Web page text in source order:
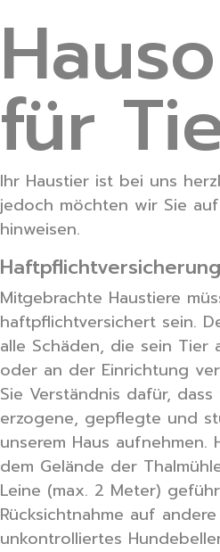
für
Ihr Haustier ist bei uns
jedoch möchten wir Sie
hinweisen.
Mitgebrachte Haustiere
haftpflichtversichert sein.
alle Schäden, die sein Tier
oder an der Einrichtung
Sie Verständnis dafür,
erzogene, gepflegte und
unserem Haus aufnehmen.
dem Gelände der
Leine (max. 2 Meter)
Rücksichtnahme auf
unkontrolliertes